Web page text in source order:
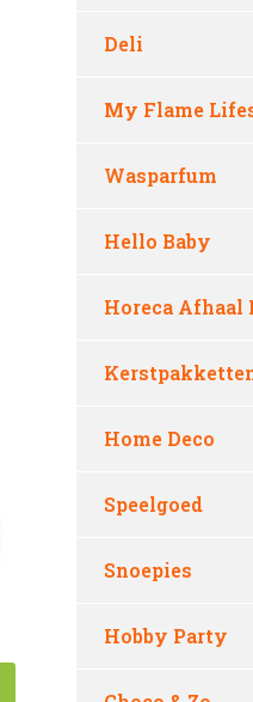
Deli
My Flame
Wasparfum
Hello Baby
Horeca Afhaal
Home Deco
Speelgoed
Snoepies
Hobby Party